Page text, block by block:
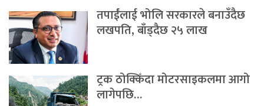
तपाईंलाई भोलि सरकारले बनाउँदैछ
लखपति, बाँड्दैछ २५ लाख
ट्रक ठोक्किँदा मोटरसाइकलमा आगो
लागेपछि…